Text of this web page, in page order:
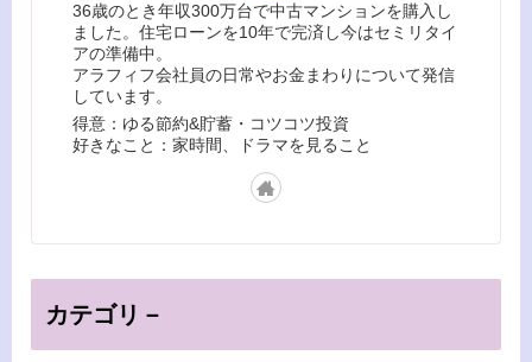
36歳のとき年収300万台で中古マンションを購入し
ました。住宅ローンを10年で完済し今はセミリタイ
アの準備中。
アラフィフ会社員の日常やお金まわりについて発信
しています。
得意：ゆる節約&貯蓄・コツコツ投資
好きなこと：家時間、ドラマを見ること
カテゴリ－